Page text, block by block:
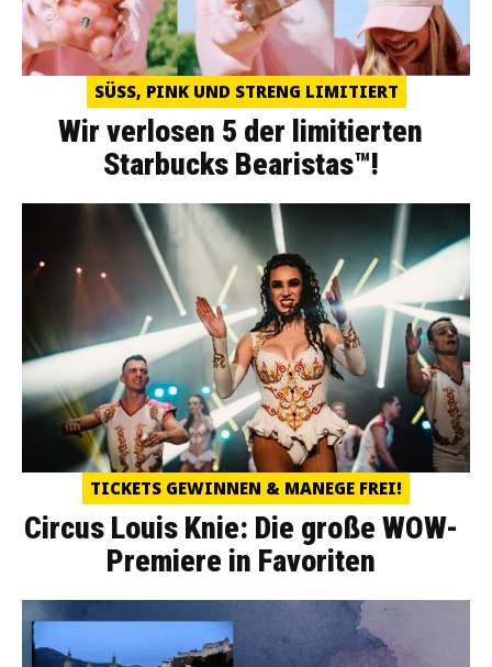
SÜSS, PINK UND STRENG LIMITIERT
Wir verlosen 5 der limitierten
Starbucks Bearistas™!
TICKETS GEWINNEN & MANEGE FREI!
Circus Louis Knie: Die große WOW-
Premiere in Favoriten